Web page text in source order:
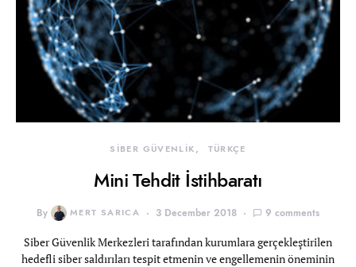
SİBER GÜVENLİK TÜRKÇE
Mini Tehdit İstihbaratı
By MERT SARICA 3 December 2018 9 comments
Siber Güvenlik Merkezleri tarafından kurumlara gerçekleştirilen
hedefli siber saldırıları tespit etmenin ve engellemenin öneminin